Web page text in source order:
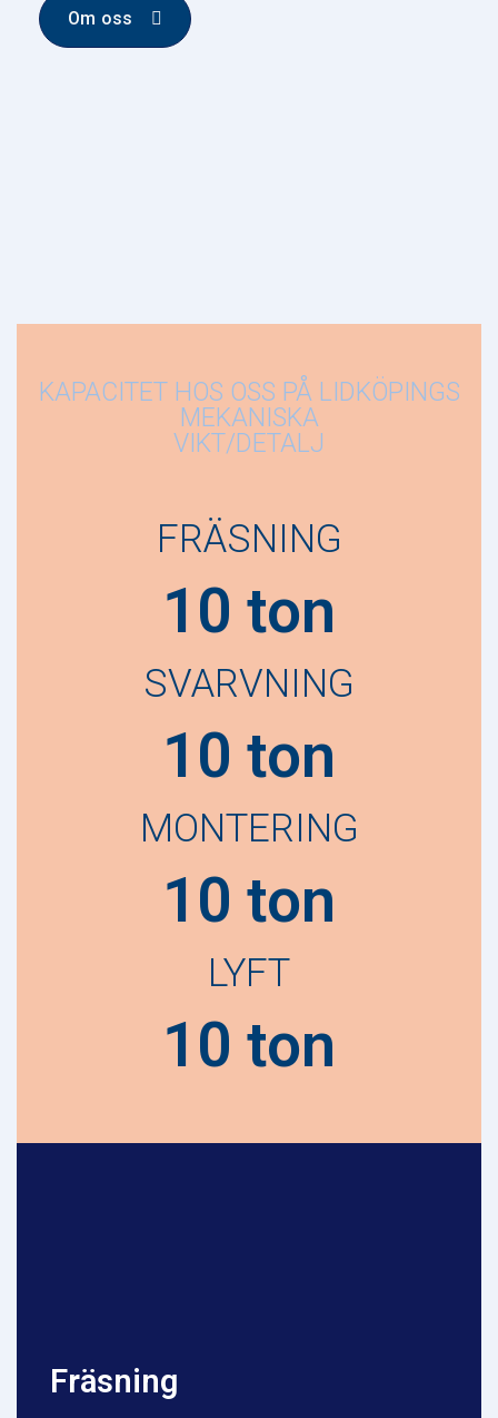
Om oss
KAPACITET HOS OSS PÅ LIDKÖPINGS
MEKANISKA
VIKT/DETALJ
FRÄSNING
10 ton
SVARVNING
10 ton
MONTERING
10 ton
LYFT
10 ton
Fräsning